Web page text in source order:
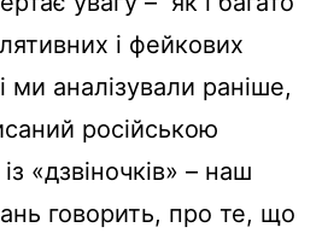
і фейкових
ми аналізували раніше,
російською
«дзвіночків» – наш
говорить, про те, що